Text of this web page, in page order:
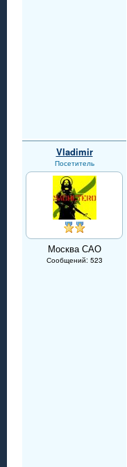
Vladimir
Посетитель
Москва САО
Сообщений: 523